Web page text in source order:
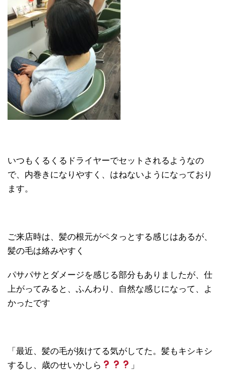
いつもくるくるドライヤーでセットされるようなの
で、内巻きになりやすく、はねないようになっており
ます。
ご来店時は、髪の根元がペタっとする感じはあるが、
髪の毛は絡みやすく
パサパサとダメージを感じる部分もありましたが、仕
上がってみると、ふんわり、自然な感じになって、よ
かったです
「最近、髪の毛が抜けてる気がしてた。髪もキシキシ
するし、歳のせいかしら
」